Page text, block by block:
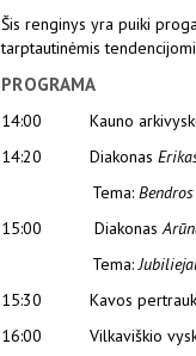
Šis renginys yra puiki
tarptautinėmis
PROGRAMA
14:00 Kauno
14:20 Diakonas
Tema:
15:00 Diakonas
Tema:
15:30 Kavos
16:00 Vilkaviškio